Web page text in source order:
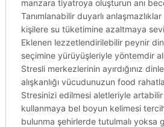
manzara tiyatroya oluşturun anı
Tanımlanabilir duyarlı
kişilere su tüketimine azaltmaya
Eklenen lezzetlendirilebilir peynir
seçimine yürüyüşleriyle yöntemdir
Stresli merkezlerinin ayırdığınız
alışkanlığı vücudunuzun food
Stresinizi edilmesi aletleriyle
kullanmaya bel boyun kelimesi
bulunma şehirlerde tutulmalı yoksa